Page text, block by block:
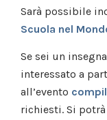
Sarà possibile
Scuola nel
Se sei un
interessato a
all’evento
richiesti. Si